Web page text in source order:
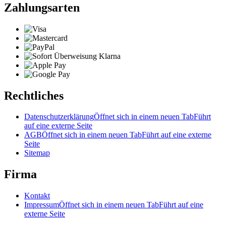
Zahlungsarten
Rechtliches
DatenschutzerklärungÖffnet sich in einem neuen TabFührt
auf eine externe Seite
AGBÖffnet sich in einem neuen TabFührt auf eine externe
Seite
Sitemap
Firma
Kontakt
ImpressumÖffnet sich in einem neuen TabFührt auf eine
externe Seite